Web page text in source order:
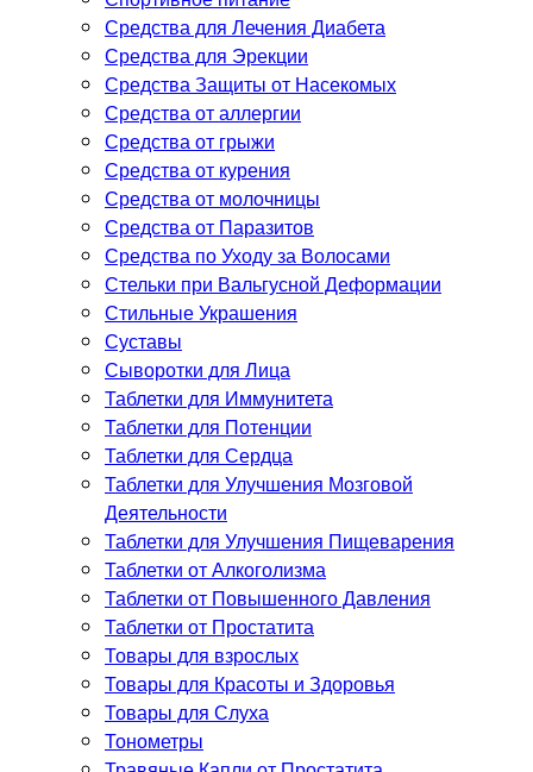
Средства для Лечения Диабета
Средства для Эрекции
Средства Защиты от Насекомых
Средства от аллергии
Средства от грыжи
Средства от курения
Средства от молочницы
Средства от Паразитов
Средства по Уходу за Волосами
Стельки при Вальгусной Деформации
Стильные Украшения
Суставы
Сыворотки для Лица
Таблетки для Иммунитета
Таблетки для Потенции
Таблетки для Сердца
Таблетки для Улучшения Мозговой
Деятельности
Таблетки для Улучшения Пищеварения
Таблетки от Алкоголизма
Таблетки от Повышенного Давления
Таблетки от Простатита
Товары для взрослых
Товары для Красоты и Здоровья
Товары для Слуха
Тонометры